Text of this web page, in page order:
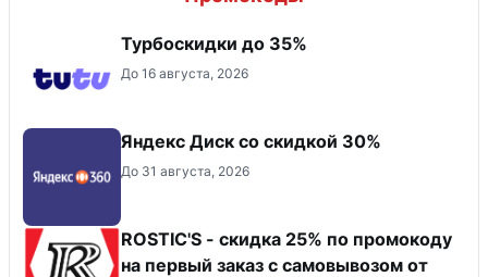
Турбоскидки до 35%
До 16 августа, 2026
Яндекс Диск со скидкой 30%
До 31 августа, 2026
ROSTIC'S - скидка 25% по промокоду
на первый заказ с самовывозом от